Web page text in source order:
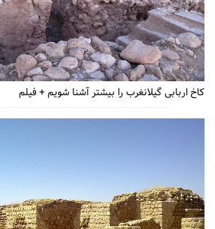
کاخ اربابی گیلانغرب را بیشتر آشنا شویم + فیلم